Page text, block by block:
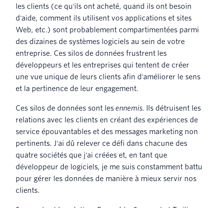
les clients (ce qu'ils ont acheté, quand ils ont besoin
d'aide, comment ils utilisent vos applications et sites
Web, etc.) sont probablement compartimentées parmi
des dizaines de systèmes logiciels au sein de votre
entreprise. Ces silos de données frustrent les
développeurs et les entreprises qui tentent de créer
une vue unique de leurs clients afin d'améliorer le sens
et la pertinence de leur engagement.
Ces silos de données sont lesennemis. Ils détruisent les
relations avec les clients en créant des expériences de
service épouvantables et des messages marketing non
pertinents. J'ai dû relever ce défi dans chacune des
quatre sociétés que j'ai créées et, en tant que
développeur de logiciels, je me suis constamment battu
pour gérer les données de manière à mieux servir nos
clients.